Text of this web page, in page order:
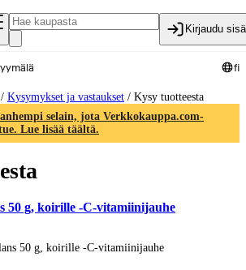
Kirjaudu
fi
/ Kysymykset ja vastaukset / Kysy tuotteesta
selain, jota Verkkokauppa.com-
Lue lisää täältä.
50 g, koirille -C-vitamiinijauhe
50 g, koirille -C-vitamiinijauhe